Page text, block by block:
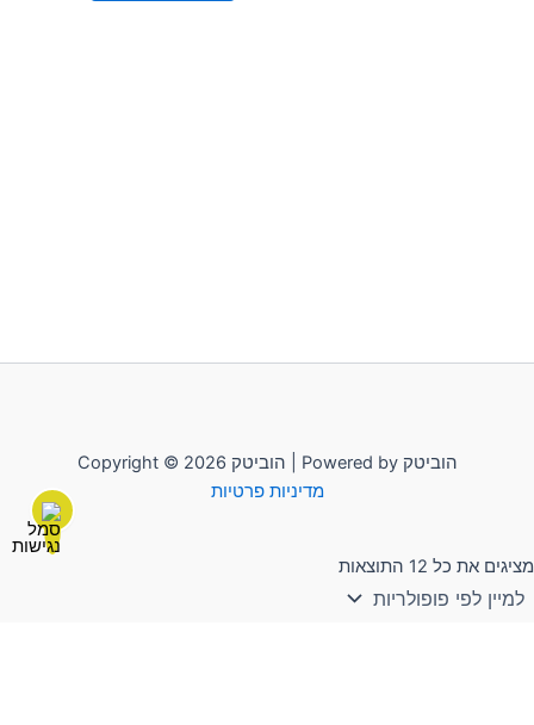
מציגים את כל ⁦12⁩ התוצאות
Copyright © 2026 הוביטק | Powered by הוביטק
מדיניות פרטיות